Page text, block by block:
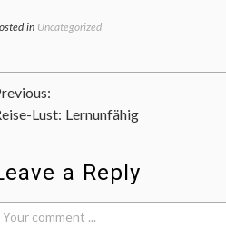
in Uncategorized
Lust: Lernunfähig
a Reply